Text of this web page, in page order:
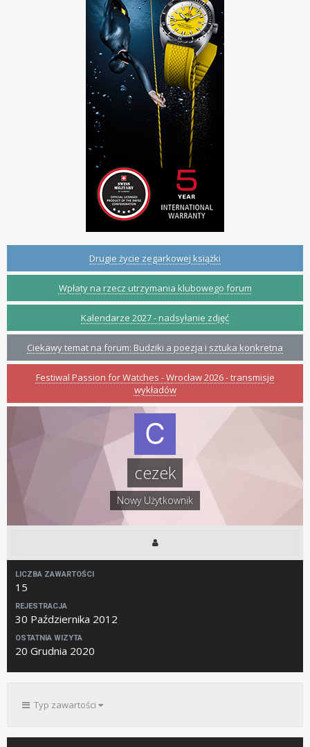
Drugie życie zegarkowej książki
Wpłaty na rzecz utrzymania klubowego forum
Kalendarze 2027 - nadsyłanie zdjęć
Ciekawy temat na forum: Budziki a poezja i sztuka konkretna
Festiwal Passion for Watches - Wrocław 2026 - transmisje
wykładów
cezek
Nowy Użytkownik
LICZBA ZAWARTOŚCI
15
REJESTRACJA
30 Października 2012
OSTATNIA WIZYTA
20 Grudnia 2020
Typ zawartości